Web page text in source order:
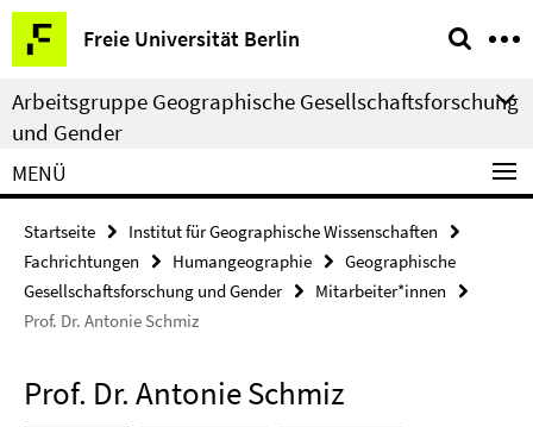
Springe
direkt
zu
Inhalt
Freie Universität Berlin
Service-
Navigation
Arbeitsgruppe Geographische Gesellschaftsforschung
und Gender
MENÜ
Startseite
Institut für Geographische Wissenschaften
Fachrichtungen
Humangeographie
Geographische
Gesellschaftsforschung und Gender
Mitarbeiter*innen
Prof. Dr. Antonie Schmiz
Prof. Dr. Antonie Schmiz